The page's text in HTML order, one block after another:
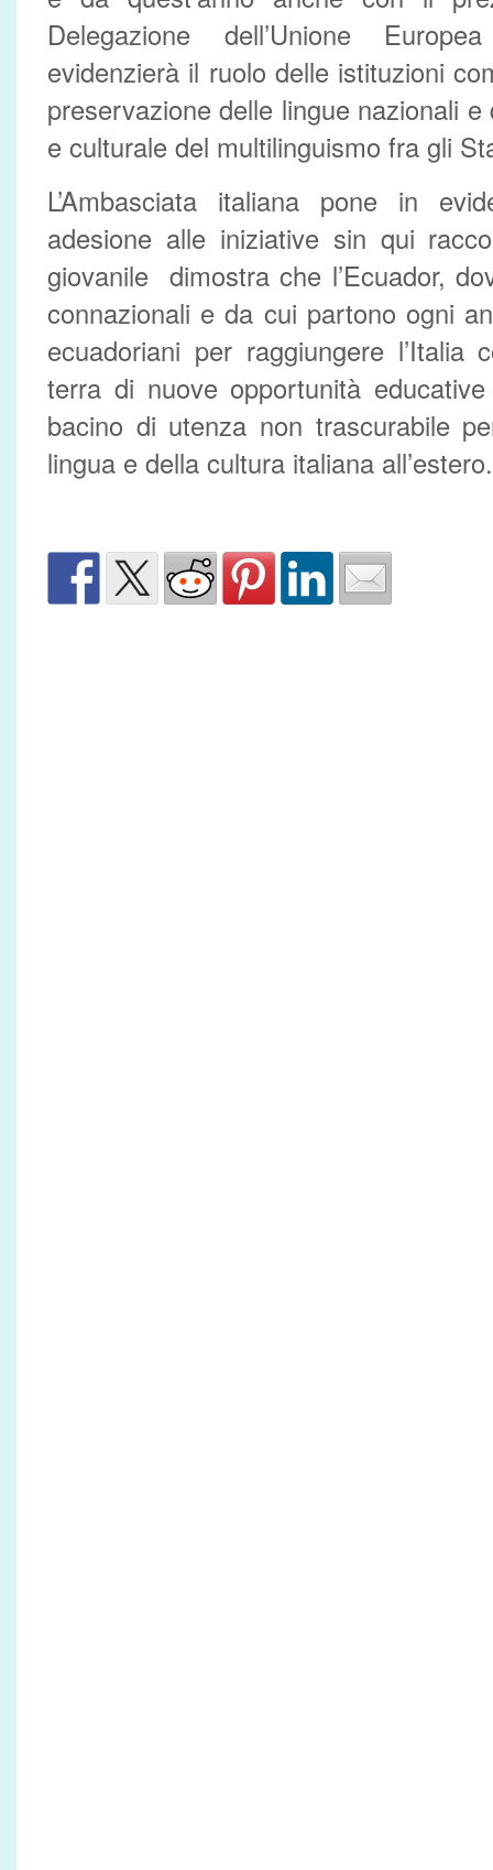
Delegazione dell’Unione
evidenzierà il ruolo delle istituzioni
preservazione delle lingue nazionali
e culturale del multilinguismo fra gli
L’Ambasciata italiana pone in
adesione alle iniziative sin qui
giovanile dimostra che l’Ecuador,
connazionali e da cui partono ogni
ecuadoriani per raggiungere l’Italia
terra di nuove opportunità
bacino di utenza non trascurabile
lingua e della cultura italiana